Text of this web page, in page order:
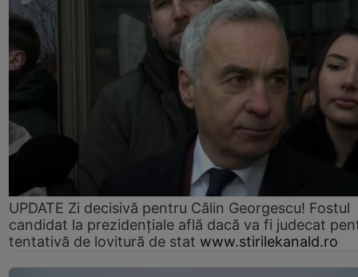
UPDATE Zi decisivă pentru Călin Georgescu! Fostul
candidat la prezidențiale află dacă va fi judecat
tentativă de lovitură de stat www.stirilekanald.ro